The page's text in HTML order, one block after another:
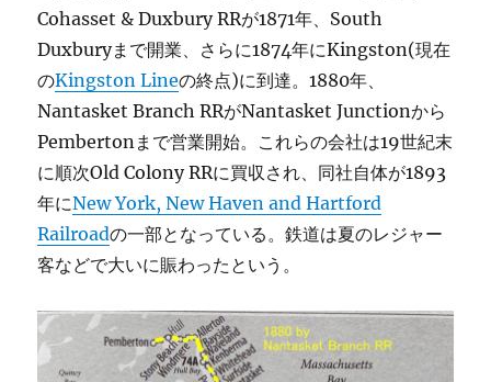
Cohasset & Duxbury RRが1871年、South
Duxburyまで開業、さらに1874年にKingston(現在
のKingston Lineの終点)に到達。1880年、
Nantasket Branch RRがNantasket Junctionから
Pembertonまで営業開始。これらの会社は19世紀末
に順次Old Colony RRに買収され、同社自体が1893
年にNew York, New Haven and Hartford
Railroadの一部となっている。鉄道は夏のレジャー
客などで大いに賑わったという。